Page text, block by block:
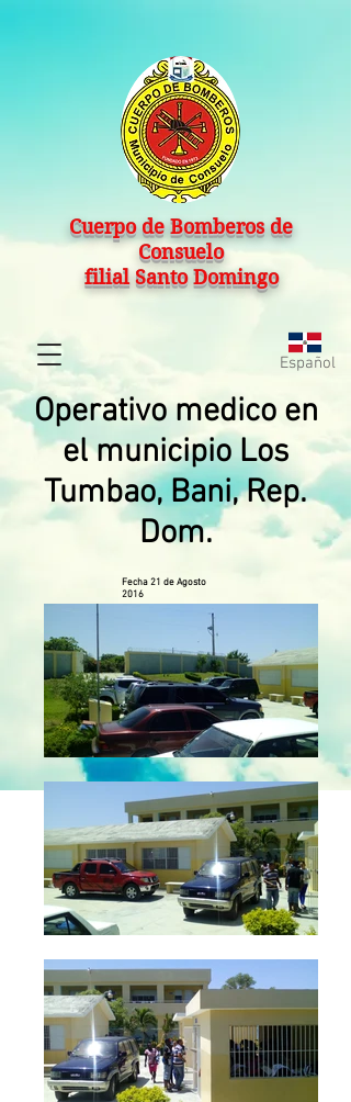
Cuerpo de Bomberos de
Consuelo
filial Santo Domingo
Español
Operativo medico en
el municipio Los
Tumbao, Bani, Rep.
Dom.
Fecha 21 de Agosto
2016